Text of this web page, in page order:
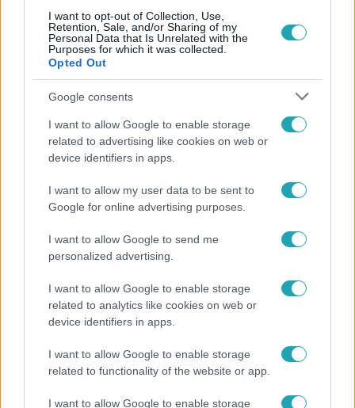
I want to opt-out of Collection, Use,
Retention, Sale, and/or Sharing of my
Personal Data that Is Unrelated with the
Purposes for which it was collected.
Opted Out
Google consents
I want to allow Google to enable storage
related to advertising like cookies on web or
device identifiers in apps.
I want to allow my user data to be sent to
Google for online advertising purposes.
I want to allow Google to send me
personalized advertising.
I want to allow Google to enable storage
related to analytics like cookies on web or
device identifiers in apps.
I want to allow Google to enable storage
related to functionality of the website or app.
I want to allow Google to enable storage
Mutatjuk, miket kértek az öltözőjükbe az idei Sziget